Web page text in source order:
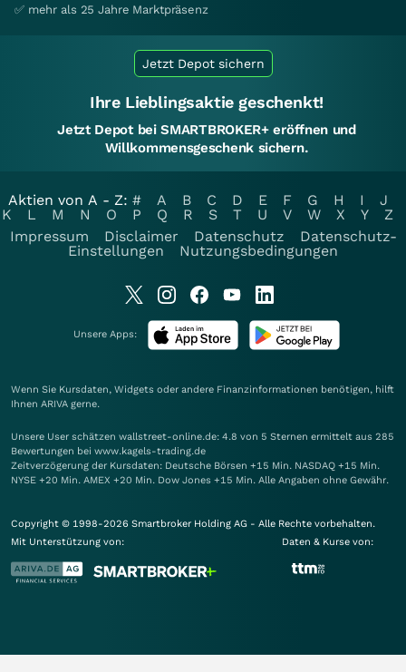
✅ mehr als 25 Jahre Marktpräsenz
Jetzt Depot sichern
Ihre Lieblingsaktie geschenkt!
Jetzt Depot bei SMARTBROKER+ eröffnen und
Willkommensgeschenk sichern.
Aktien von A - Z: # A B C D E F G H I
J
K
L M N O P Q R S T U V W X Y
Z
Impressum
Disclaimer Datenschutz
Datenschutz-
Einstellungen
Nutzungsbedingungen
Unsere Apps:
Wenn Sie Kursdaten, Widgets oder andere Finanzinformationen benötigen, hilft
Ihnen ARIVA gerne.
Unsere User schätzen wallstreet-online.de: 4.8 von 5 Sternen ermittelt aus 285
Bewertungen bei www.kagels-trading.de
Zeitverzögerung der Kursdaten: Deutsche Börsen +15 Min. NASDAQ +15 Min.
NYSE +20 Min. AMEX +20 Min. Dow Jones +15 Min. Alle Angaben ohne Gewähr.
Copyright © 1998-2026 Smartbroker Holding AG - Alle Rechte vorbehalten.
Mit Unterstützung von:
Daten & Kurse von: